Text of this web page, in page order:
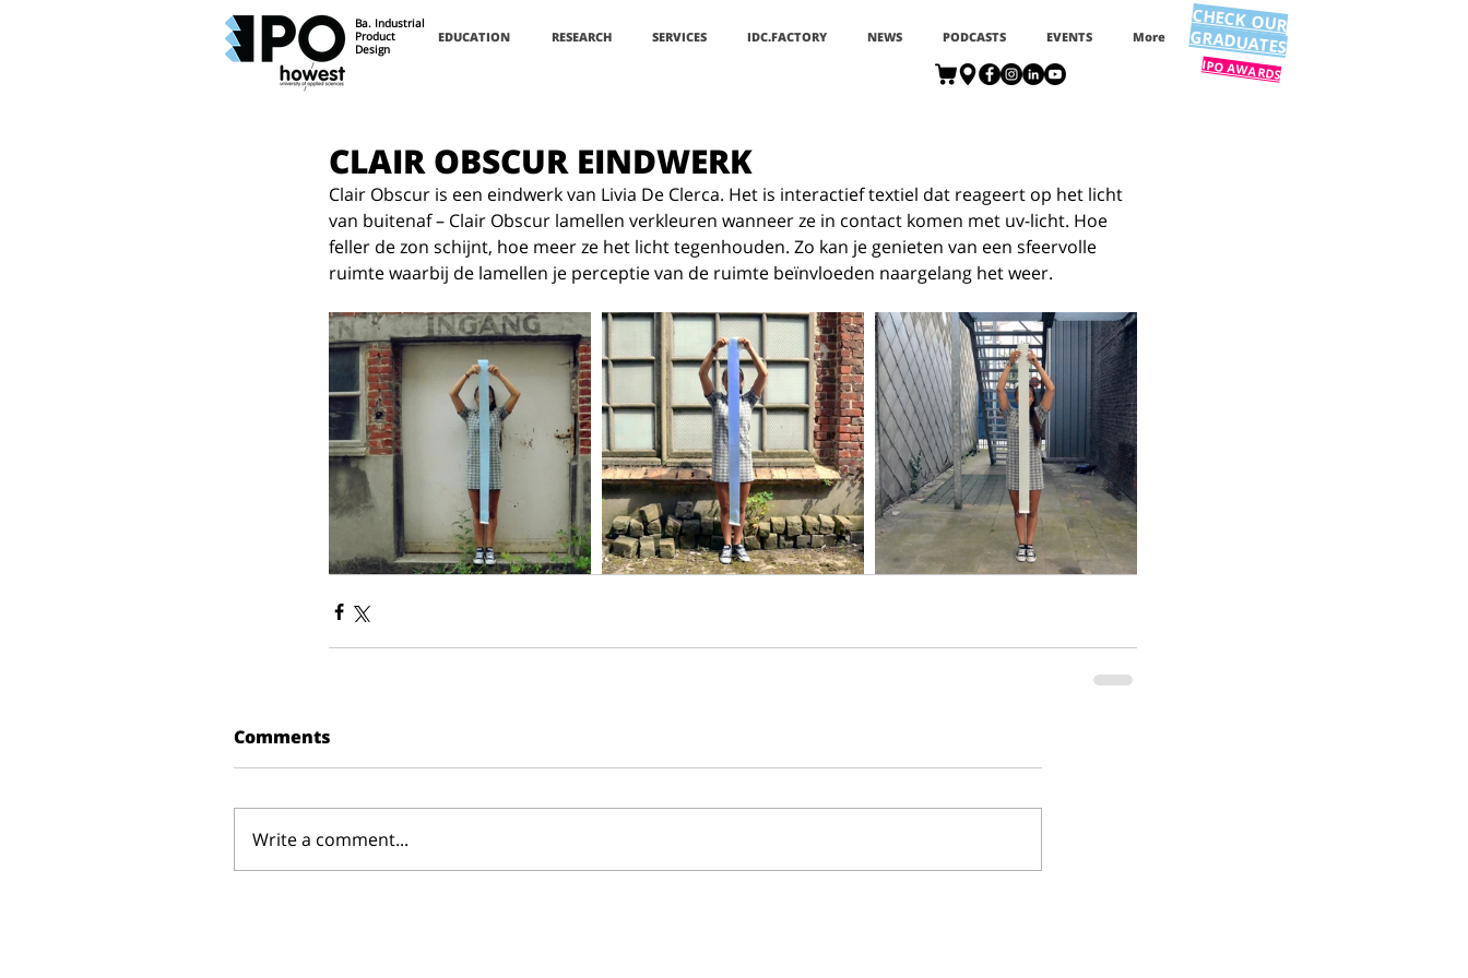
Ba. Industrial
Product
Design
EDUCATION RESEARCH SERVICES IDC.FACTORY NEWS PODCASTS EVENTS More
CHECK OUR
GRADUATES
IPO AWARDS
CLAIR OBSCUR EINDWERK
Clair Obscur is een eindwerk van Livia De Clerca. Het is interactief textiel dat reageert op het licht
van buitenaf – Clair Obscur lamellen verkleuren wanneer ze in contact komen met uv-licht. Hoe
feller de zon schijnt, hoe meer ze het licht tegenhouden. Zo kan je genieten van een sfeervolle
ruimte waarbij de lamellen je perceptie van de ruimte beïnvloeden naargelang het weer.
Comments
Write a comment...